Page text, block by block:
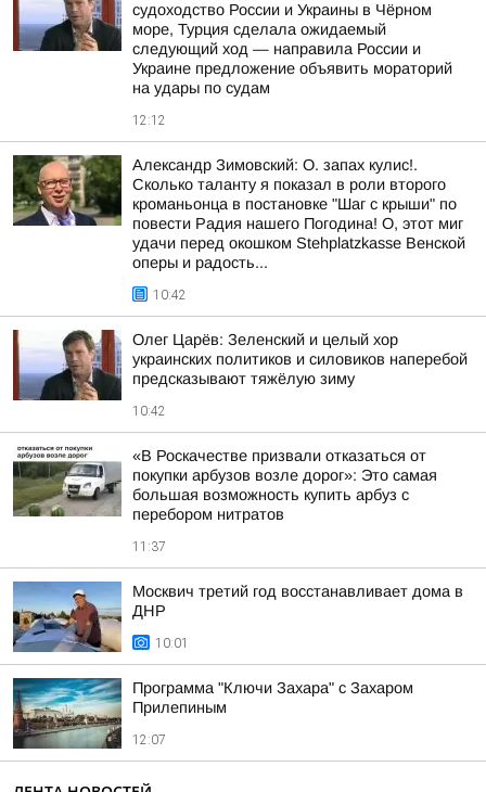
судоходство России и Украины в Чёрном
море, Турция сделала ожидаемый
следующий ход — направила России и
Украине предложение объявить мораторий
на удары по судам
12:12
Александр Зимовский: О. запах кулис!.
Сколько таланту я показал в роли второго
кроманьонца в постановке "Шаг с крыши" по
повести Радия нашего Погодина! О, этот миг
удачи перед окошком Stehplatzkasse Венской
оперы и радость...
10:42
Олег Царёв: Зеленский и целый хор
украинских политиков и силовиков наперебой
предсказывают тяжёлую зиму
10:42
«В Роскачестве призвали отказаться от
покупки арбузов возле дорог»: Это самая
большая возможность купить арбуз с
перебором нитратов
11:37
Москвич третий год восстанавливает дома в
ДНР
10:01
Программа "Ключи Захара" с Захаром
Прилепиным
12:07